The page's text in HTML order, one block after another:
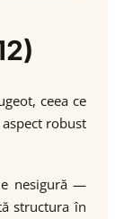
ceea ce
robust
e nesigură —
structura în